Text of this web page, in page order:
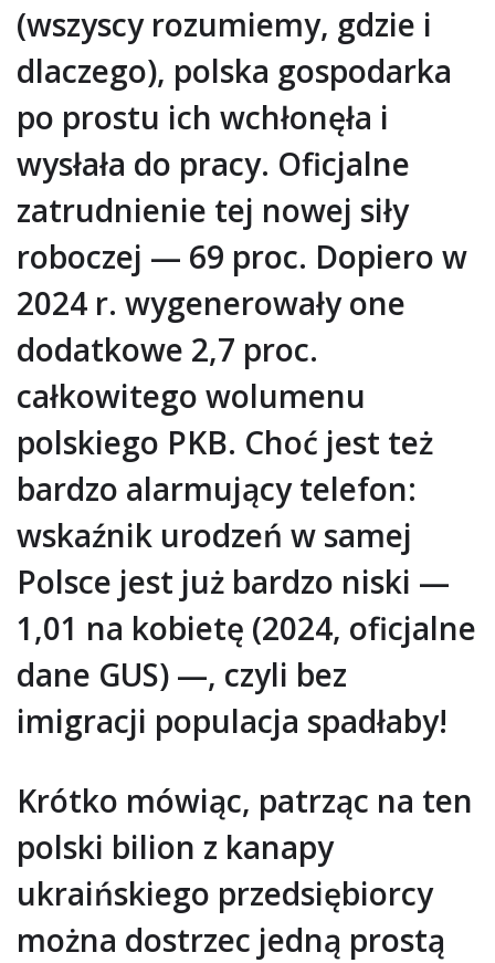
(wszyscy rozumiemy, gdzie i
dlaczego), polska gospodarka
po prostu ich wchłonęła i
wysłała do pracy. Oficjalne
zatrudnienie tej nowej siły
roboczej — 69 proc. Dopiero w
2024 r. wygenerowały one
dodatkowe 2,7 proc.
całkowitego wolumenu
polskiego PKB. Choć jest też
bardzo alarmujący telefon:
wskaźnik urodzeń w samej
Polsce jest już bardzo niski —
1,01 na kobietę (2024, oficjalne
dane GUS) —, czyli bez
imigracji populacja spadłaby!
Krótko mówiąc, patrząc na ten
polski bilion z kanapy
ukraińskiego przedsiębiorcy
można dostrzec jedną prostą